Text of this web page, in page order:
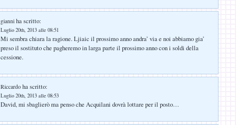
gianni ha scritto:
Luglio 20th, 2013 alle 08:51
Mi sembra chiara la ragione. Ljiaic il prossimo anno andra’ via e noi abbiamo gia’
preso il sostituto che pagheremo in larga parte il prossimo anno con i soldi della
cessione.
Riccardo ha scritto:
Luglio 20th, 2013 alle 08:53
David, mi sbaglierò ma penso che Acquilani dovrà lottare per il posto…